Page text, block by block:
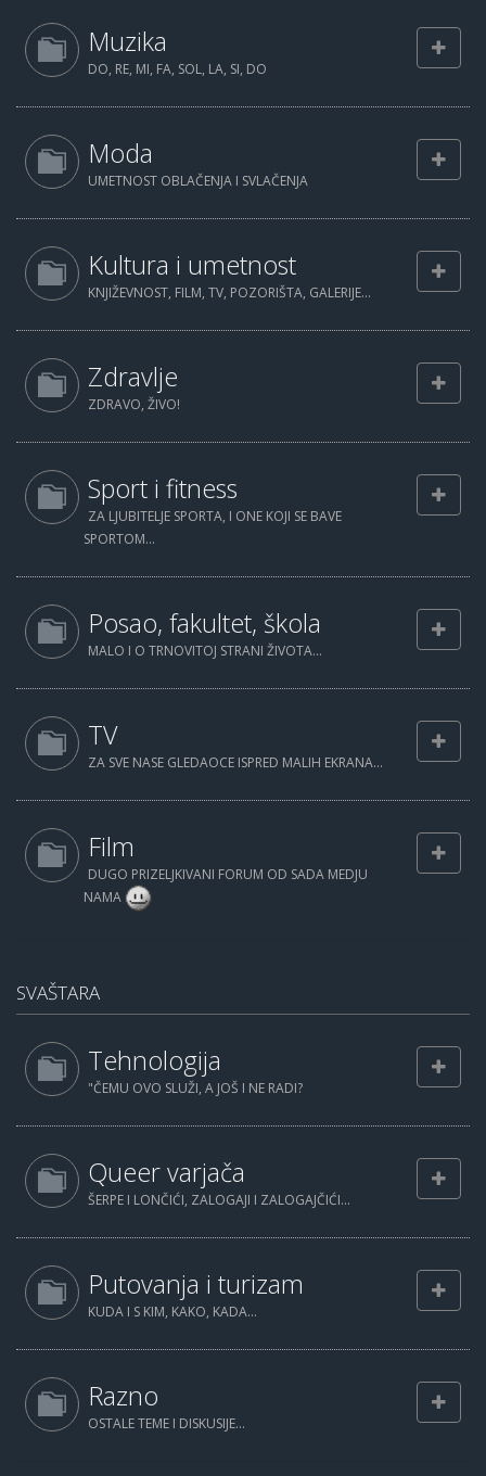
Muzika
DO, RE, MI, FA, SOL, LA, SI, DO
Moda
UMETNOST OBLAČENJA I SVLAČENJA
Kultura i umetnost
KNJIŽEVNOST, FILM, TV, POZORIŠTA, GALERIJE...
Zdravlje
ZDRAVO, ŽIVO!
Sport i fitness
ZA LJUBITELJE SPORTA, I ONE KOJI SE BAVE
SPORTOM...
Posao, fakultet, škola
MALO I O TRNOVITOJ STRANI ŽIVOTA...
TV
ZA SVE NASE GLEDAOCE ISPRED MALIH EKRANA...
Film
DUGO PRIZELJKIVANI FORUM OD SADA MEDJU
NAMA
SVAŠTARA
Tehnologija
"ČEMU OVO SLUŽI, A JOŠ I NE RADI?
Queer varjača
ŠERPE I LONČIĆI, ZALOGAJI I ZALOGAJČIĆI...
Putovanja i turizam
KUDA I S KIM, KAKO, KADA...
Razno
OSTALE TEME I DISKUSIJE...